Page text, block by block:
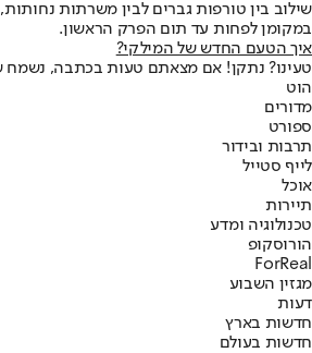
שילוב בין טורפות גברים לבין משרתות
במקומן לפחות עד תום הפרק הראשון.
איך הטעם החדש של המילקי?
טעינו? נתקן! אם מצאתם טעות בכתבה, נשמח
הוט
מדורים
ספורט
תרבות ובידור
לייף סטייל
אוכל
תיירות
טכנולוגיה ומדע
הורוסקופ
ForReal
מגזין השבוע
דעות
חדשות בארץ
חדשות בעולם